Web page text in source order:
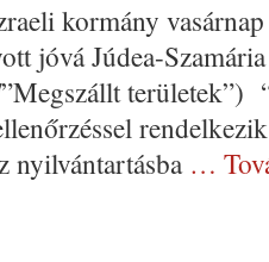
kormány
jóvá Júdea-
területek”)
nyilvántartásba …